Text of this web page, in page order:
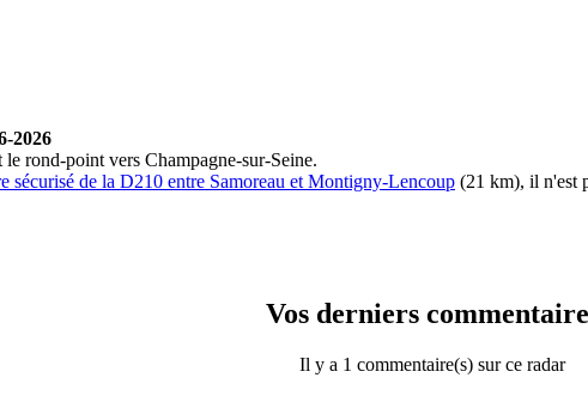
2026
rond-point vers Champagne-sur-Seine.
sécurisé de la D210 entre Samoreau et Montigny-Lencoup (21 km), il n'est
Vos derniers
Il y a 1 commentaire(s) sur ce radar